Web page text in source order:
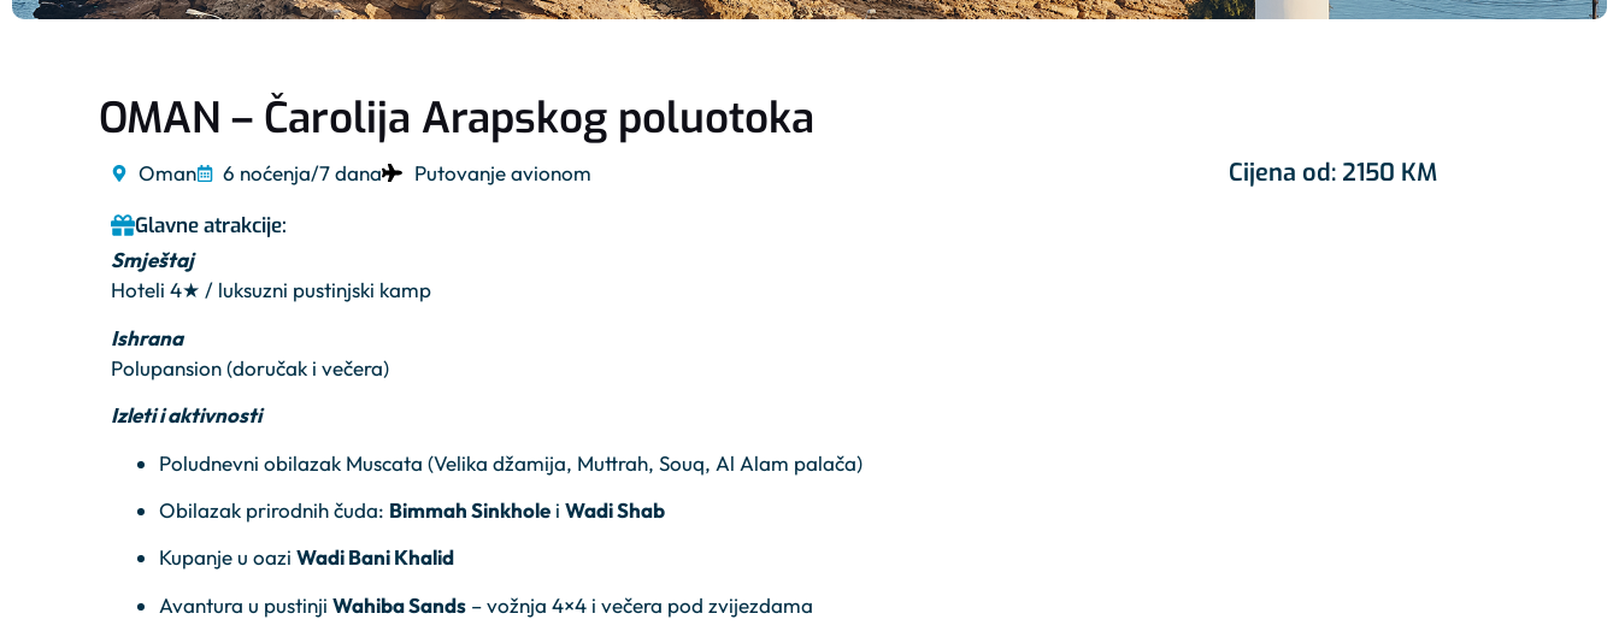
OMAN – Čarolija Arapskog poluotoka
Oman 6 noćenja/7 dana Putovanje avionom Cijena od: 2150 KM
Glavne atrakcije:
Smještaj
Hoteli 4★ / luksuzni pustinjski kamp
Ishrana
Polupansion (doručak i večera)
Izleti i aktivnosti
Poludnevni obilazak Muscata (Velika džamija, Muttrah, Souq, Al Alam palača)
Obilazak prirodnih čuda: Bimmah Sinkhole i Wadi Shab
Kupanje u oazi Wadi Bani Khalid
Avantura u pustinji Wahiba Sands – vožnja 4×4 i večera pod zvijezdama